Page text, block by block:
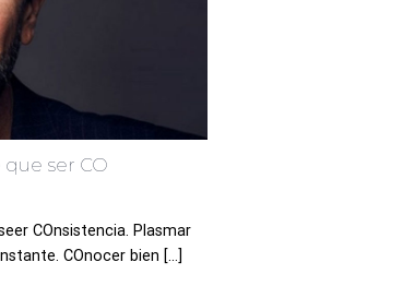
ser CO
COnsistencia. Plasmar
COnocer bien [...]